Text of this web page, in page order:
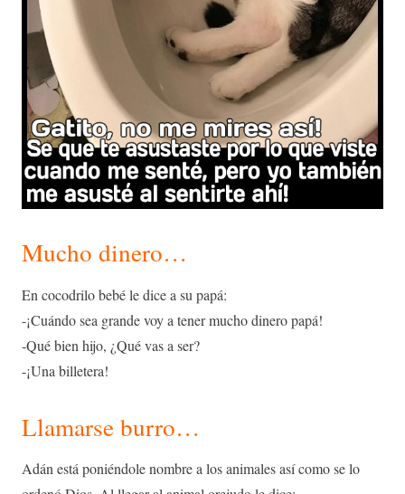
Mucho dinero…
En cocodrilo bebé le dice a su papá:
-¡Cuándo sea grande voy a tener mucho dinero papá!
-Qué bien hijo, ¿Qué vas a ser?
-¡Una billetera!
Llamarse burro…
Adán está poniéndole nombre a los animales así como se lo